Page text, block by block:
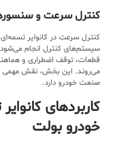
کنترل سرعت و
کنترل سرعت در کانوایر تسمه‌ای
سیستم‌های کنترل انجام
قطعات، توقف اضطراری و
صنعت خودرو دارد.
کاربردهای
خودرو بولت